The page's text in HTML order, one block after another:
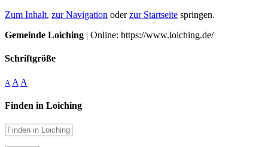
Zum Inhalt, zur Navigation oderzur Startseite springen.
Gemeinde Loiching | Online: https://www.loiching.de/
Schriftgröße
A A A
Finden in Loiching